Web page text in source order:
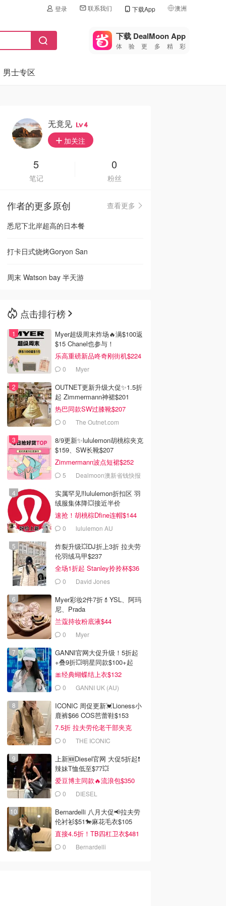
登录 联系我们 下载App 澳洲
🇺🇸
🇨🇳 中国
🇦🇺
🇳🇿新西兰
下载 DealMoon App
体验更多精彩
男士专区
无竟见 4
加关注
5
笔记
0
粉丝
作者的更多原创
查看更多
悉尼下北岸超高的日本餐
打卡日式烧烤Goryon San
周末 Watson bay 半天游
点击排行榜
Myer超级周末炸场🔥满$100返
$15 Chanel也参与！
乐高重磅新品咚奇刚街机$224
0 Myer
OUTNET更新升级大促✨1.5折
起 Zimmermann神裙$201
热巴同款SW过膝靴$207
0 The Outnet.com
8/9更新✨lululemon胡桃棕夹克
$159、SW长靴$207
Zimmermann波点短裙$252
5 Dealmoon澳新省钱快报
实属罕见‼️lululemon折扣区 羽
绒服集体降💥接近半价
速抢！胡桃棕Dfine连帽$144
0 lululemon AU
炸裂升级💥DJ折上3折 拉夫劳
伦羽绒马甲$237
全场1折起 Stanley拎拎杯$36
0 David Jones
Myer彩妆2件7折💄YSL、阿玛
尼、Prada
兰蔻持妆粉底液$44
0 Myer
GANNI官网大促升级！5折起
+叠9折💥明星同款$100+起
🎀经典蝴蝶结上衣$132
0 GANNI UK (AU)
ICONIC 周促更新💓Lioness小
鹿裤$66 COS芭蕾鞋$153
7.5折 拉夫劳伦老干部夹克
$4190 THE ICONIC
上新🆕Diesel官网 大促5折起❗️
辣妹T恤低至$77💥
爱豆博主同款🔥流浪包$350
0 DIESEL
Bernardelli 八月大促📢拉夫劳
伦衬衫$51🐎麻花毛衣$105
直接4.5折！TB四杠卫衣$481
0 Bernardelli